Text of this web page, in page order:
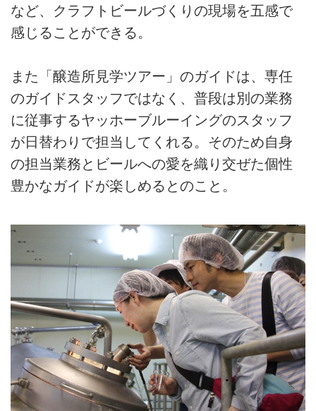
など、クラフトビールづくりの現場を五感で
感じることができる。
また「醸造所見学ツアー」のガイドは、専任
のガイドスタッフではなく、普段は別の業務
に従事するヤッホーブルーイングのスタッフ
が日替わりで担当してくれる。そのため自身
の担当業務とビールへの愛を織り交ぜた個性
豊かなガイドが楽しめるとのこと。